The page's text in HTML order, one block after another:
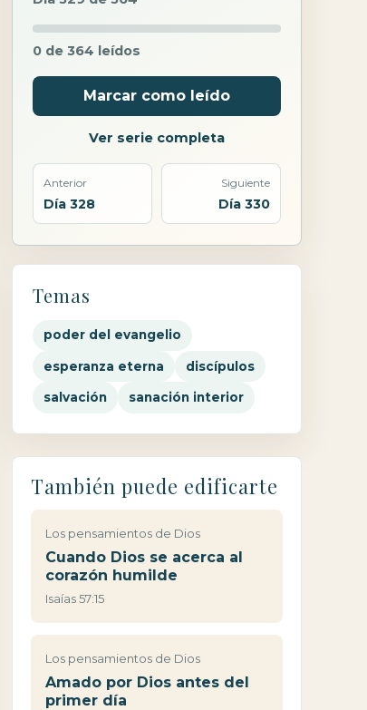
0 de 364 leídos
Marcar como leído
Ver serie completa
Anterior
Día 328
Siguiente
Día 330
Temas
poder del evangelio
esperanza eterna discípulos
salvación sanación interior
También puede edificarte
Los pensamientos de Dios
Cuando Dios se acerca al
corazón humilde
Isaías 57:15
Los pensamientos de Dios
Amado por Dios antes del
primer día